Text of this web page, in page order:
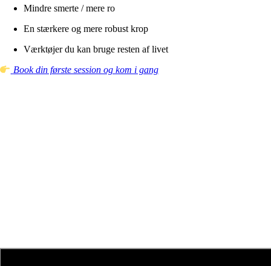
Mindre smerte / mere ro
En stærkere og mere robust krop
Værktøjer du kan bruge resten af livet
Book din første session og kom i gang